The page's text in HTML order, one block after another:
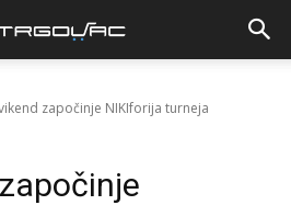
započinje NIKIforija turneja